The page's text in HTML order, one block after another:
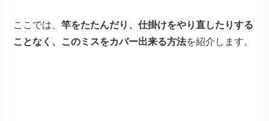
ここでは、竿をたたんだり、仕掛けをやり直したりする
ことなく、このミスをカバー出来る方法を紹介します。